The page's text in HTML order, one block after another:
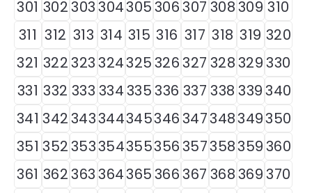
301 302303304305306307 308309 310
311 312 313 314 315 316 317 318 319 320
321 322323324325326327 328329330
331 332 333 334335336 337 338 339340
341 342343344345346347348349350
351 352353354355356357358359360
361 362363364365366367 368369370